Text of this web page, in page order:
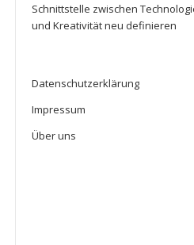
Schnittstelle zwischen
und Kreativität neu definieren
Datenschutzerklärung
Impressum
Über uns